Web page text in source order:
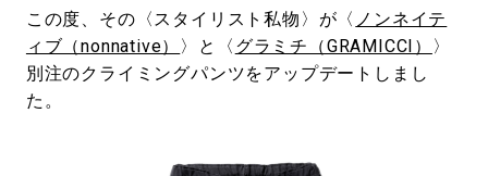
この度、その〈スタイリスト私物〉が〈 ノンネイテ
ィブ（nonnative） 〉と〈 グラミチ（GRAMICCI）
〉
別注のクライミングパンツをアップデートしまし
た。